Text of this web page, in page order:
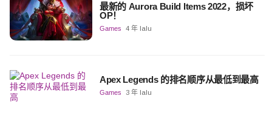
最新的 Aurora Build Items 2022，损坏
OP！
Games 4 年 lalu
Apex Legends 的排名顺序从最低到最高
Games 3 年 lalu